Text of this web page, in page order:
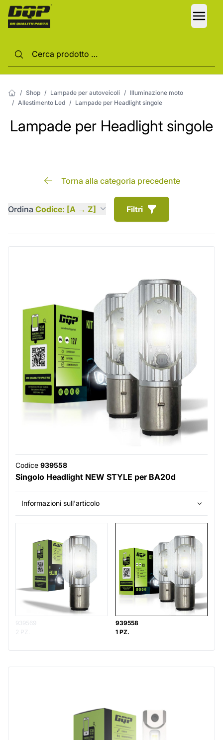
/ Shop / Lampade per autoveicoli / Illuminazione moto
/ Allestimento Led / Lampade per Headlight singole
Lampade per Headlight singole
Torna alla categoria precedente
Ordina Codice: [A → Z] Filtri
Codice 939558
Singolo Headlight NEW STYLE per BA20d
Informazioni sull'articolo
939569
2 PZ.
939558
1 PZ.